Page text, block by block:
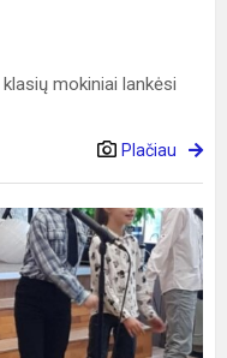
mokiniai lankėsi
Plačiau